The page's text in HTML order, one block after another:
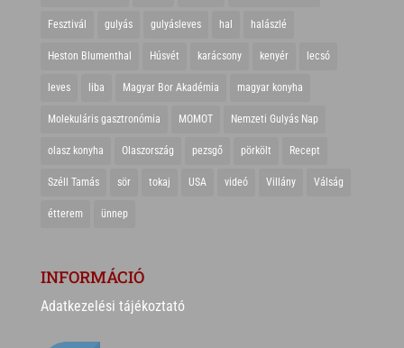
Fesztivál gulyás gulyásleves hal halászlé
Heston Blumenthal Húsvét karácsony kenyér lecsó
leves liba Magyar Bor Akadémia magyar konyha
Molekuláris gasztronómia MOMOT Nemzeti Gulyás Nap
olasz konyha Olaszország pezsgő pörkölt Recept
Széll Tamás sör tokaj USA videó Villány Válság
étterem ünnep
INFORMÁCIÓ
Adatkezelési tájékoztató